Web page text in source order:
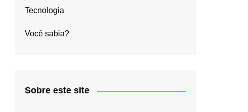
Tecnologia
Você sabia?
Sobre este site